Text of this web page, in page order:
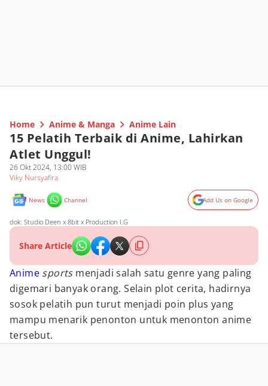
Home Anime & Manga Anime Lain
15 Pelatih Terbaik di Anime, Lahirkan
Atlet Unggul!
26 Okt 2024, 13:00 WIB
Viky Nursyafira
News Channel Add Us on Google
dok. Studio Deen x 8bit x Production I.G
Share Article
Anime sportsmenjadi salah satu genre yang paling
digemari banyak orang. Selain plot cerita, hadirnya
sosok pelatih pun turut menjadi poin plus yang
mampu menarik penonton untuk menonton anime
tersebut.